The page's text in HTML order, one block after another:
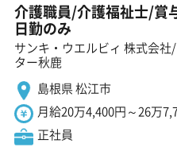
介護職員/介護福祉士/賞
日勤のみ
サンキ・ウエルビィ 株式会
ター秋鹿
島根県 松江市
月給20万4,400円～26万
正社員